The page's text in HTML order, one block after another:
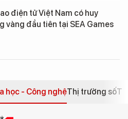
điện tử Việt Nam có huy
vàng đầu tiên tại SEA Games
học - Công nghệThị trường số